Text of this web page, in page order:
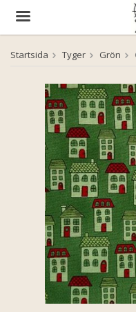
Produkten
Startsida Tyger Grön